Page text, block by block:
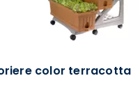
color terracotta